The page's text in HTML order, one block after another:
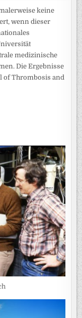
keine
wenn dieser
medizinische
Die Ergebnisse
of Thrombosis and